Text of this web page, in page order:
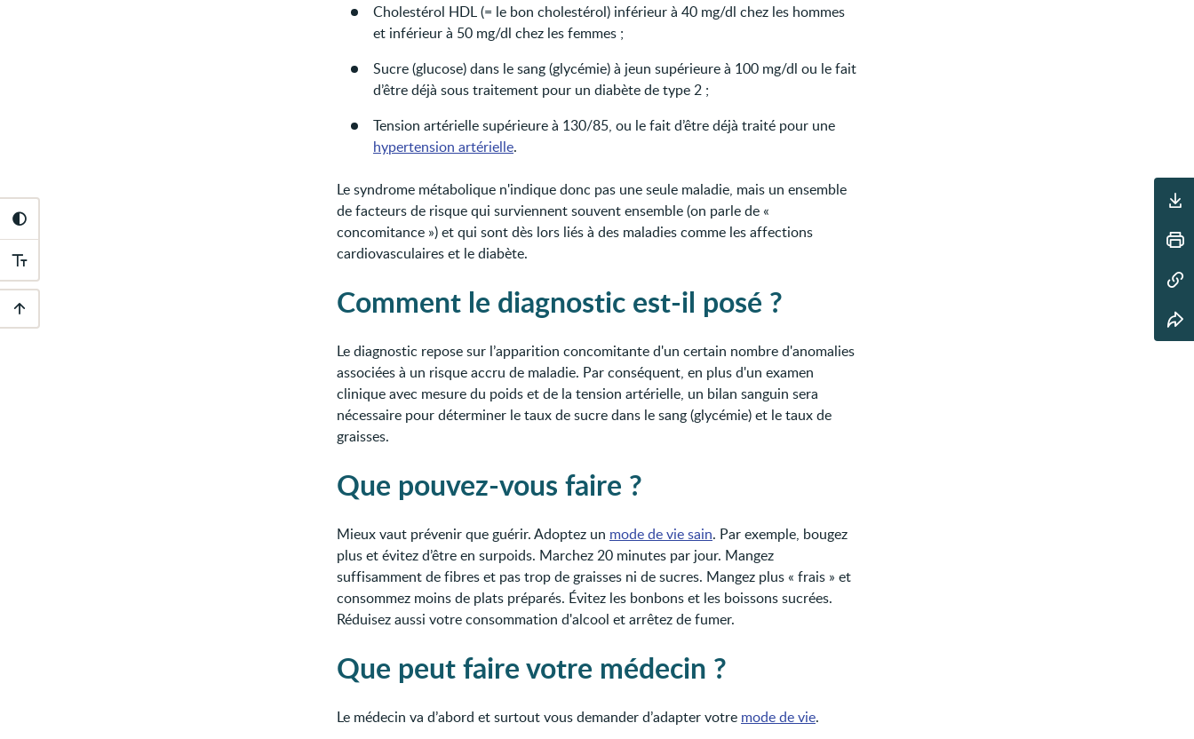
Outils
d'accessibilité
Descendre
Outils
Cholestérol HDL (= le bon cholestérol) inférieur à 40 mg/dl chez les hommes
et inférieur à 50 mg/dl chez les femmes ;
Sucre (glucose) dans le sang (glycémie) à jeun supérieure à 100 mg/dl ou le fait
d’être déjà sous traitement pour un diabète de type 2 ;
Tension artérielle supérieure à 130/85, ou le fait d’être déjà traité pour une
hypertension artérielle.
Le syndrome métabolique n'indique donc pas une seule maladie, mais un ensemble
de facteurs de risque qui surviennent souvent ensemble (on parle de «
concomitance ») et qui sont dès lors liés à des maladies comme les affections
cardiovasculaires et le diabète.
Comment le diagnostic est-il posé ?
Le diagnostic repose sur l’apparition concomitante d'un certain nombre d'anomalies
associées à un risque accru de maladie. Par conséquent, en plus d'un examen
clinique avec mesure du poids et de la tension artérielle, un bilan sanguin sera
nécessaire pour déterminer le taux de sucre dans le sang (glycémie) et le taux de
graisses.
Que pouvez-vous faire ?
Mieux vaut prévenir que guérir. Adoptez un mode de vie sain. Par exemple, bougez
plus et évitez d’être en surpoids. Marchez 20 minutes par jour. Mangez
suffisamment de fibres et pas trop de graisses ni de sucres. Mangez plus « frais » et
consommez moins de plats préparés. Évitez les bonbons et les boissons sucrées.
Réduisez aussi votre consommation d'alcool et arrêtez de fumer.
Que peut faire votre médecin ?
Le médecin va d’abord et surtout vous demander d’adapter votre mode de vie.